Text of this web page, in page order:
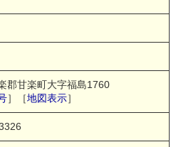
郡甘楽町大字福島1760
］［地図表示］